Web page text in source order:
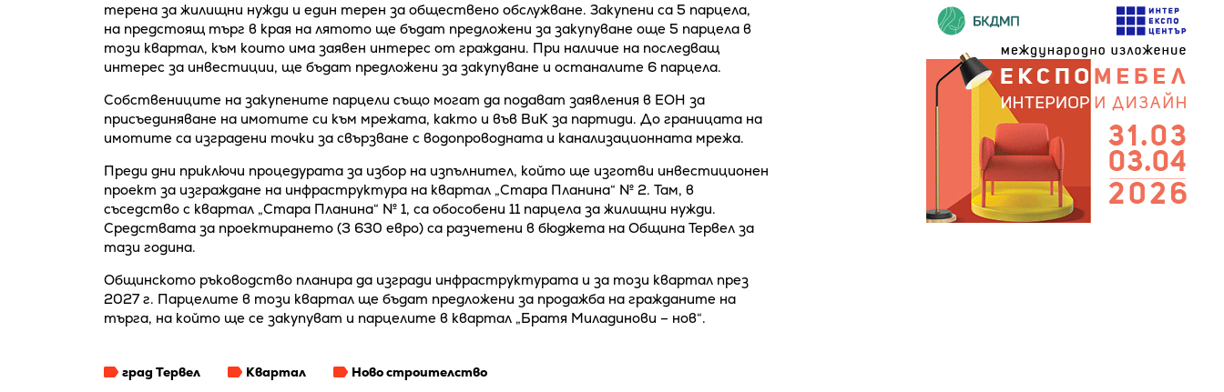
терена за жилищни нужди и един терен за обществено обслужване. Закупени са 5 парцела,
на предстоящ търг в края на лятото ще бъдат предложени за закупуване още 5 парцела в
този квартал, към които има заявен интерес от граждани. При наличие на последващ
интерес за инвестиции, ще бъдат предложени за закупуване и останалите 6 парцела.
Собствениците на закупените парцели също могат да подават заявления в ЕОН за
присъединяване на имотите си към мрежата, както и във ВиК за партиди. До границата на
имотите са изградени точки за свързване с водопроводната и канализационната мрежа.
Преди дни приключи процедурата за избор на изпълнител, който ще изготви инвестиционен
проект за изграждане на инфраструктура на квартал „Стара Планина“ № 2. Там, в
съседство с квартал „Стара Планина“ № 1, са обособени 11 парцела за жилищни нужди.
Средствата за проектирането (3 630 евро) са разчетени в бюджета на Община Тервел за
тази година.
Общинското ръководство планира да изгради инфраструктурата и за този квартал през
2027 г. Парцелите в този квартал ще бъдат предложени за продажба на гражданите на
търга, на който ще се закупуват и парцелите в квартал „Братя Миладинови – нов“.
град Тервел Квартал Ново строителство